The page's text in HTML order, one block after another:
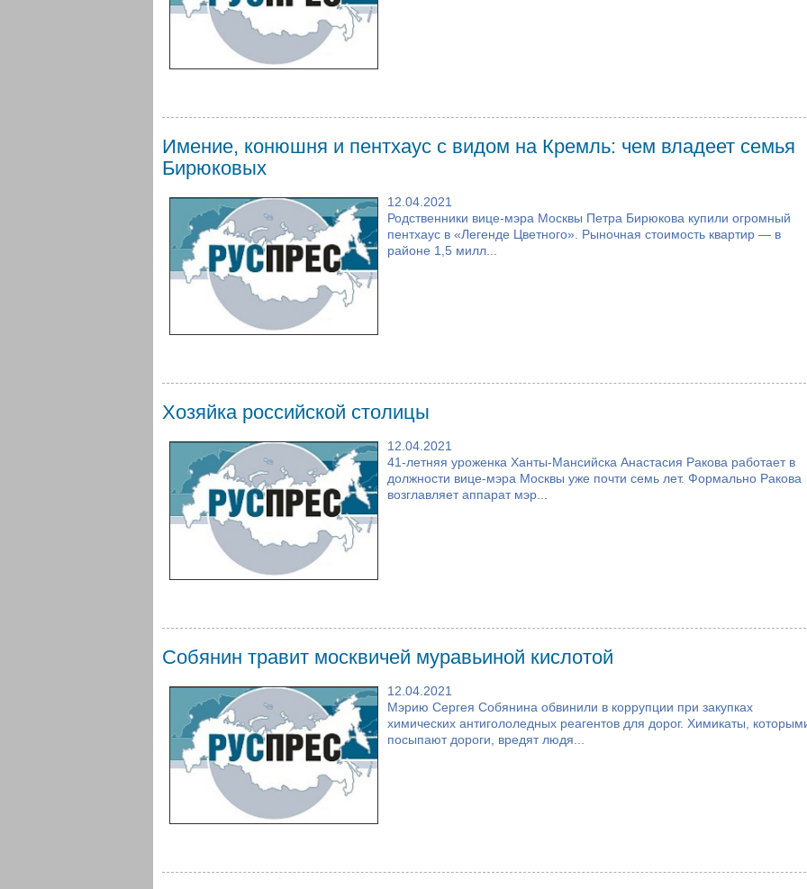
Имение, конюшня и пентхаус с видом на Кремль: чем владеет семья
Бирюковых
12.04.2021
Родственники вице-мэра Москвы Петра Бирюкова купили огромный
пентхаус в «Легенде Цветного». Рыночная стоимость квартир — в
районе 1,5 милл...
Хозяйка российской столицы
12.04.2021
41-летняя уроженка Ханты-Мансийска Анастасия Ракова работает в
должности вице-мэра Москвы уже почти семь лет. Формально Ракова
возглавляет аппарат мэр...
Собянин травит москвичей муравьиной кислотой
12.04.2021
Мэрию Сергея Собянина обвинили в коррупции при закупках
химических антигололедных реагентов для дорог. Химикаты,
посыпают дороги, вредят людя...